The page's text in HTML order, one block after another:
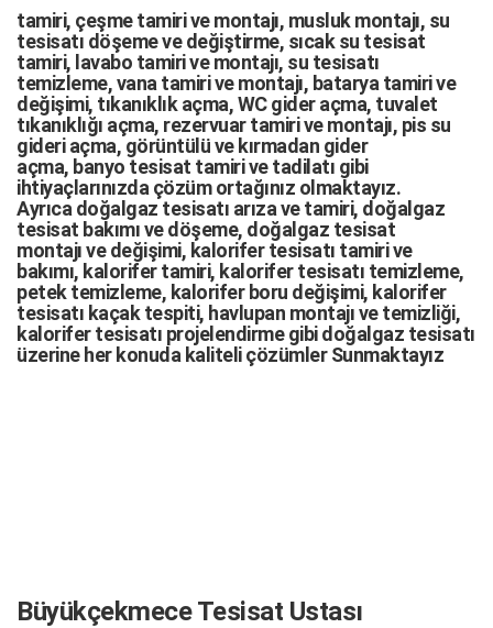
tamiri, çeşme tamirivemontajı, musluk montajı, su
tesisatı döşemeve değiştirme, sıcak su tesisat
tamiri, lavabo tamirivemontajı, su tesisatı
temizleme,vana tamirivemontajı, batarya tamirive
değişimi, tıkanıklık açma,WC gider açma, tuvalet
tıkanıklığı açma, rezervuar tamirive montajı, pis su
gideri açma, görüntülü ve kırmadan gider
açma, banyo tesisat tamirivetadilatı gibi
ihtiyaçlarınızda çözüm ortağınız olmaktayız.
Ayrıca doğalgaz tesisatı arızave tamiri, doğalgaz
tesisat bakımıve döşeme, doğalgaz tesisat
montajıve değişimi, kalorifer tesisatı tamiri ve
bakımı, kalorifer tamiri, kalorifer tesisatı temizleme,
petek temizleme, kalorifer boru değişimi, kalorifer
tesisatı kaçak tespiti, havlupan montajı ve temizliği,
kalorifer tesisatı projelendirme gibi d oğalgaz tesisatı
üzerine her konuda kaliteli çözümler Sunmaktayız
Büyükçekmece Tesisat Ustası